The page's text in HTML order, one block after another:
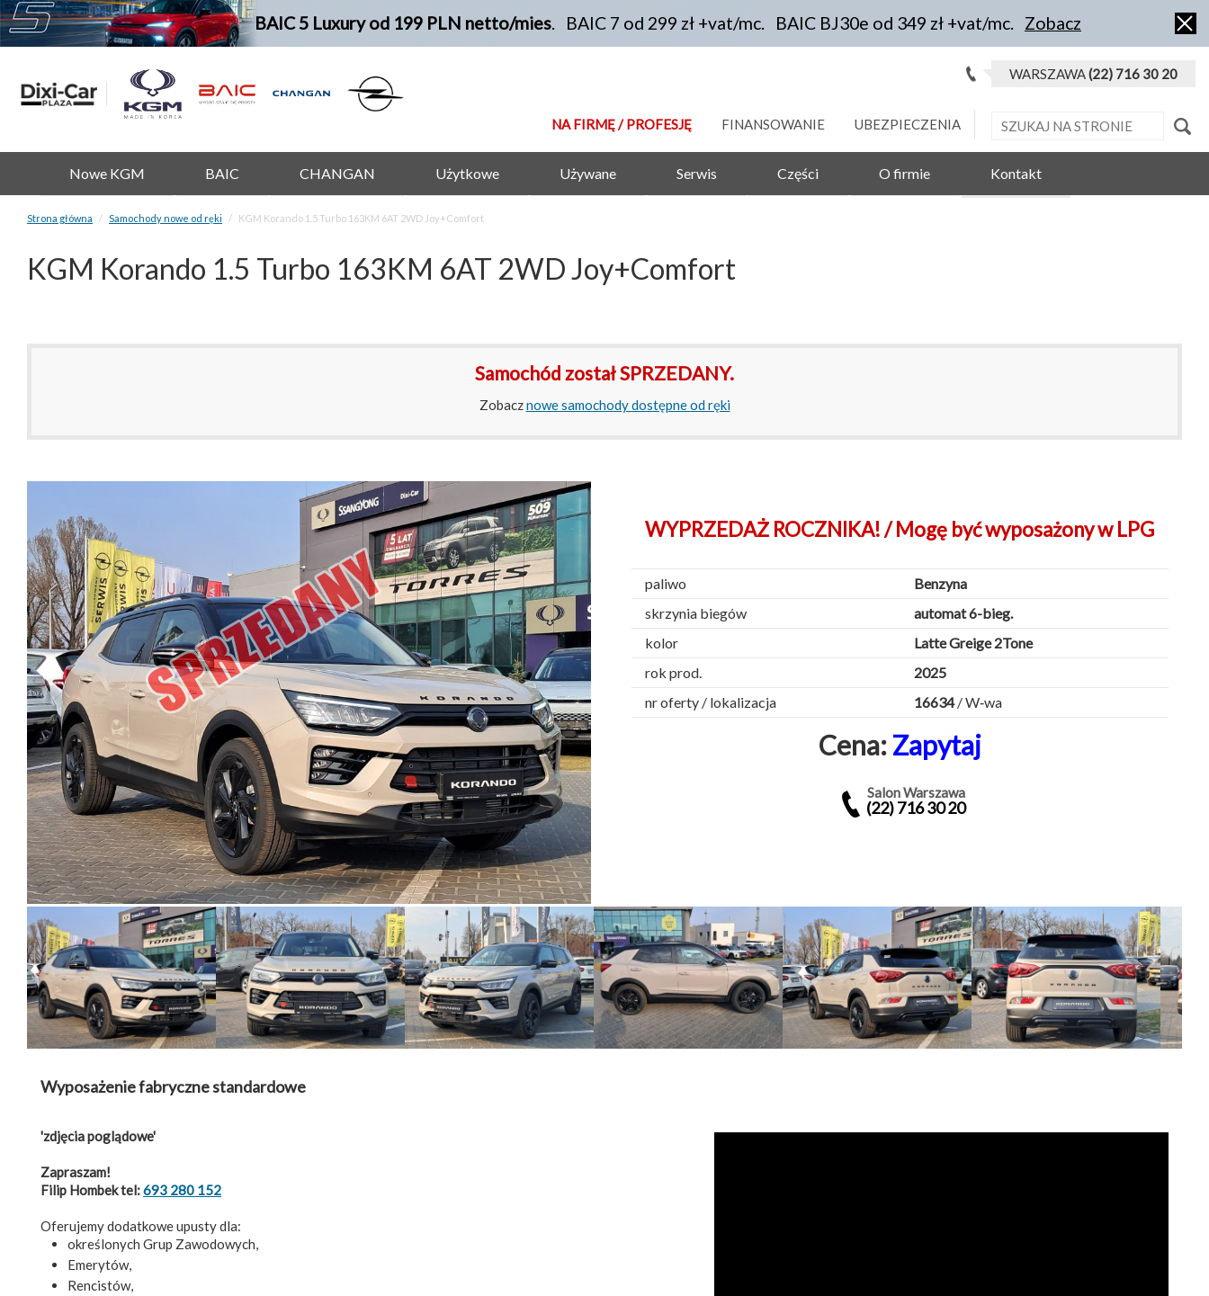
BAIC 5 Luxury od 199 PLN netto/mies. BAIC 7 od 299 zł +vat/mc. BAIC BJ30e od 349 zł +vat/mc. Zobacz
WARSZAWA(22) 716 30 20
NA FIRMĘ / PROFESJĘ FINANSOWANIE UBEZPIECZENIA
Nowe KGM BAIC CHANGAN Użytkowe Używane Serwis Części O firmie Kontakt
Strona główna Samochody nowe od ręki KGM Korando 1.5 Turbo 163KM 6AT 2WD Joy+Comfort
KGM Korando 1.5 Turbo 163KM 6AT 2WD Joy+Comfort
Samochód został SPRZEDANY.
Zobacznowe samochody dostępne od ręki
WYPRZEDAŻ ROCZNIKA! / Mogę być wyposażony w LPG
paliwo
Benzyna
skrzynia biegów
automat 6-bieg.
kolor
Latte Greige 2Tone
rok prod.
2025
nr oferty / lokalizacja
16634/ W‑wa
Cena:Zapytaj
Salon Warszawa
(22) 716 30 20
Wyposażenie fabryczne standardowe
'zdjęcia poglądowe'
Zapraszam!
Filip Hombek tel:693 280 152
Oferujemy dodatkowe upusty dla:
określonych Grup Zawodowych,
Emerytów,
Rencistów,